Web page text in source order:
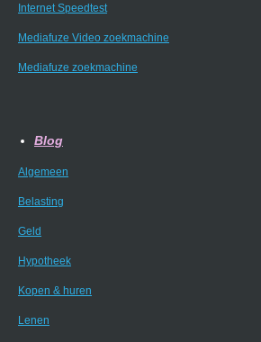
Internet Speedtest
Mediafuze Video zoekmachine
Mediafuze zoekmachine
Blog
Algemeen
Belasting
Geld
Hypotheek
Kopen & huren
Lenen